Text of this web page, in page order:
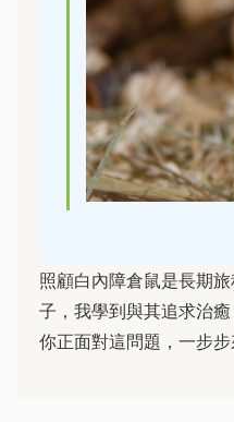
照顧白內障倉鼠是長期
子，我學到與其追求治
你正面對這問題，一步步